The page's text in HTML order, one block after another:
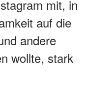
mit, in
auf die
andere
wollte, stark